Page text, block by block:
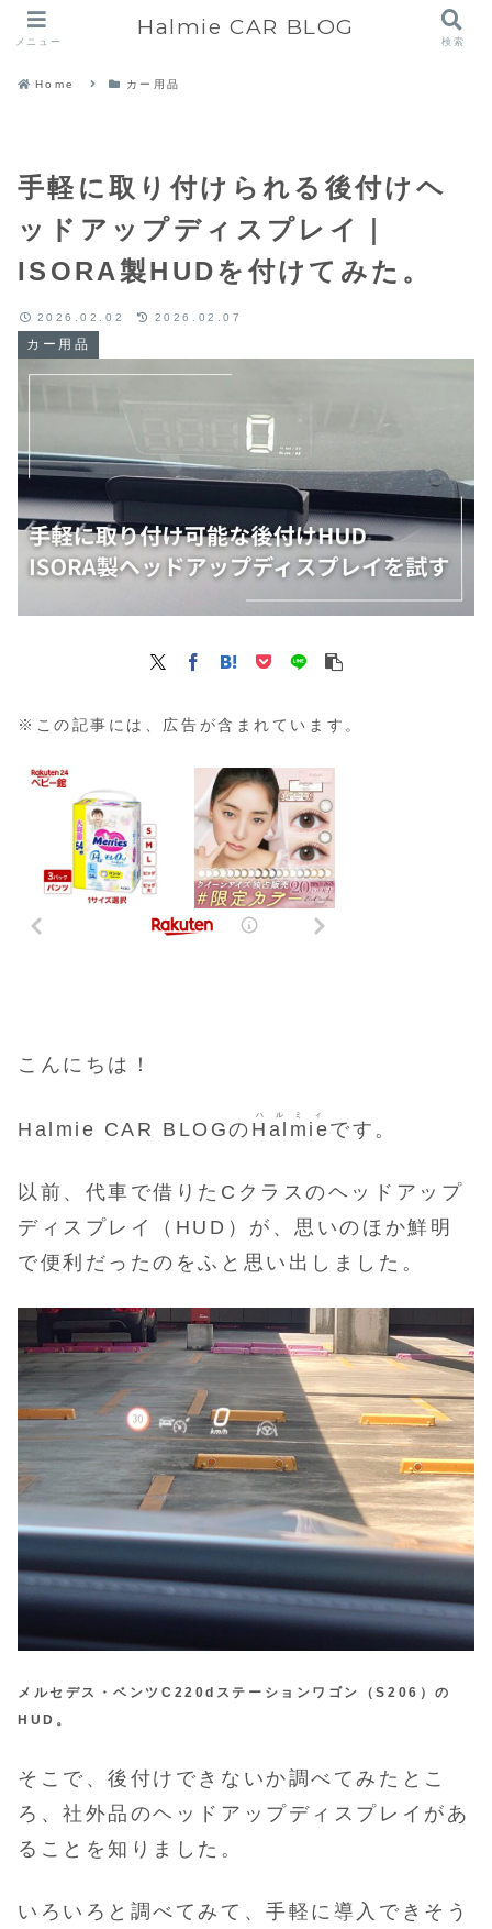
Home カー用品
手軽に取り付けられる後付けヘ
ッドアップディスプレイ｜
ISORA製HUDを付けてみた。
カー用品
2026.02.02 2026.02.07
※この記事には、広告が含まれています。
こんにちは！
Halmie CAR BLOGの Halmie
ハルミィ
です。
以前、代車で借りたCクラスのヘッドアップ
ディスプレイ（HUD）が、思いのほか鮮明
で便利だったのをふと思い出しました。
メルセデス・ベンツC220dステーションワゴン（S206）の
HUD。
そこで、後付けできないか調べてみたとこ
ろ、社外品のヘッドアップディスプレイがあ
ることを知りました。
いろいろと調べてみて、手軽に導入できそう
メニュー
Halmie CAR BLOG
検索